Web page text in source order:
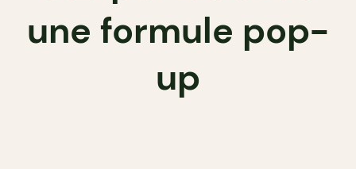
une formule pop-
up